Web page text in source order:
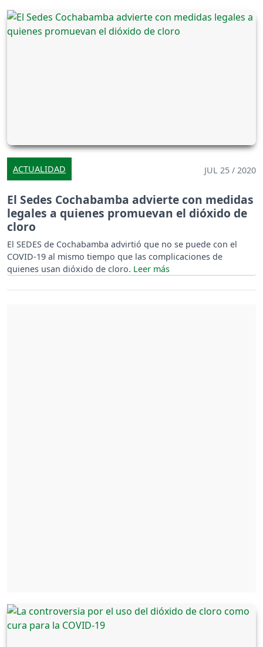
ACTUALIDAD JUL 25 / 2020
El Sedes Cochabamba advierte con medidas
legales a quienes promuevan el dióxido de
cloro
El SEDES de Cochabamba advirtió que no se puede con el
COVID-19 al mismo tiempo que las complicaciones de
quienes usan dióxido de cloro.